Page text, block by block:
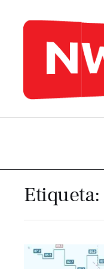
Etiqueta: